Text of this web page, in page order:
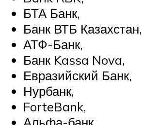
БТА Банк,
Банк ВТБ Казахстан,
АТФ-Банк,
Банк Kassa Nova,
Евразийский Банк,
Нурбанк,
ForteBank,